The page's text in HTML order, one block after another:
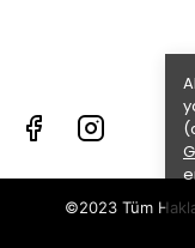
©2023 Tüm